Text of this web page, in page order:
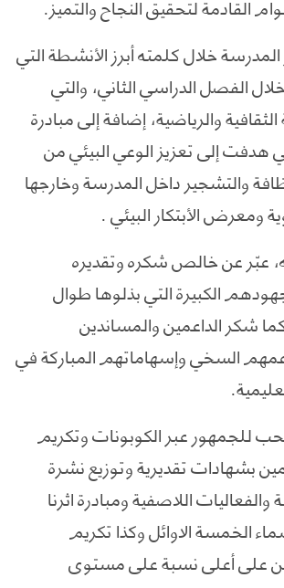
خلال كلمته أبرز الأنشطة التي
الفصل الدراسي الثاني، والتي
والرياضية، إضافة إلى مبادرة
هدفت إلى تعزيز الوعي البيئي من
والتشجير داخل المدرسة وخارجها
ومعرض الأبتكار البيئي .
عبّر عن خالص شكره وتقديره
الكبيرة التي بذلوها طوال
شكر الداعمين والمساندين
السخي وإسهاماتهم المباركة في
للجمهور عبر الكوبونات وتكريم
بشهادات تقديرية وتوزيع نشرة
اللاصفية ومبادرة اثرنا
الخمسة الاوائل وكذا تكريم
على أعلى نسبة على مستوى